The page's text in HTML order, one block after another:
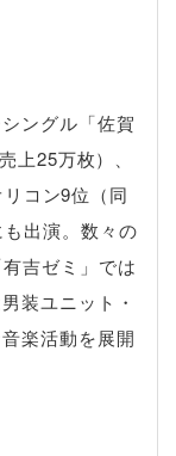
ングル「佐賀
上25万枚）、
コン9位（同
出演。数々の
吉ゼミ」では
装ユニット・
楽活動を展開